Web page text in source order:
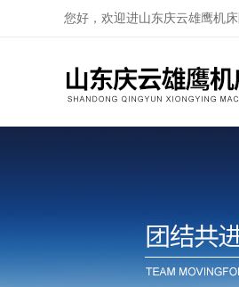
您好，欢迎进山东庆云雄鹰机